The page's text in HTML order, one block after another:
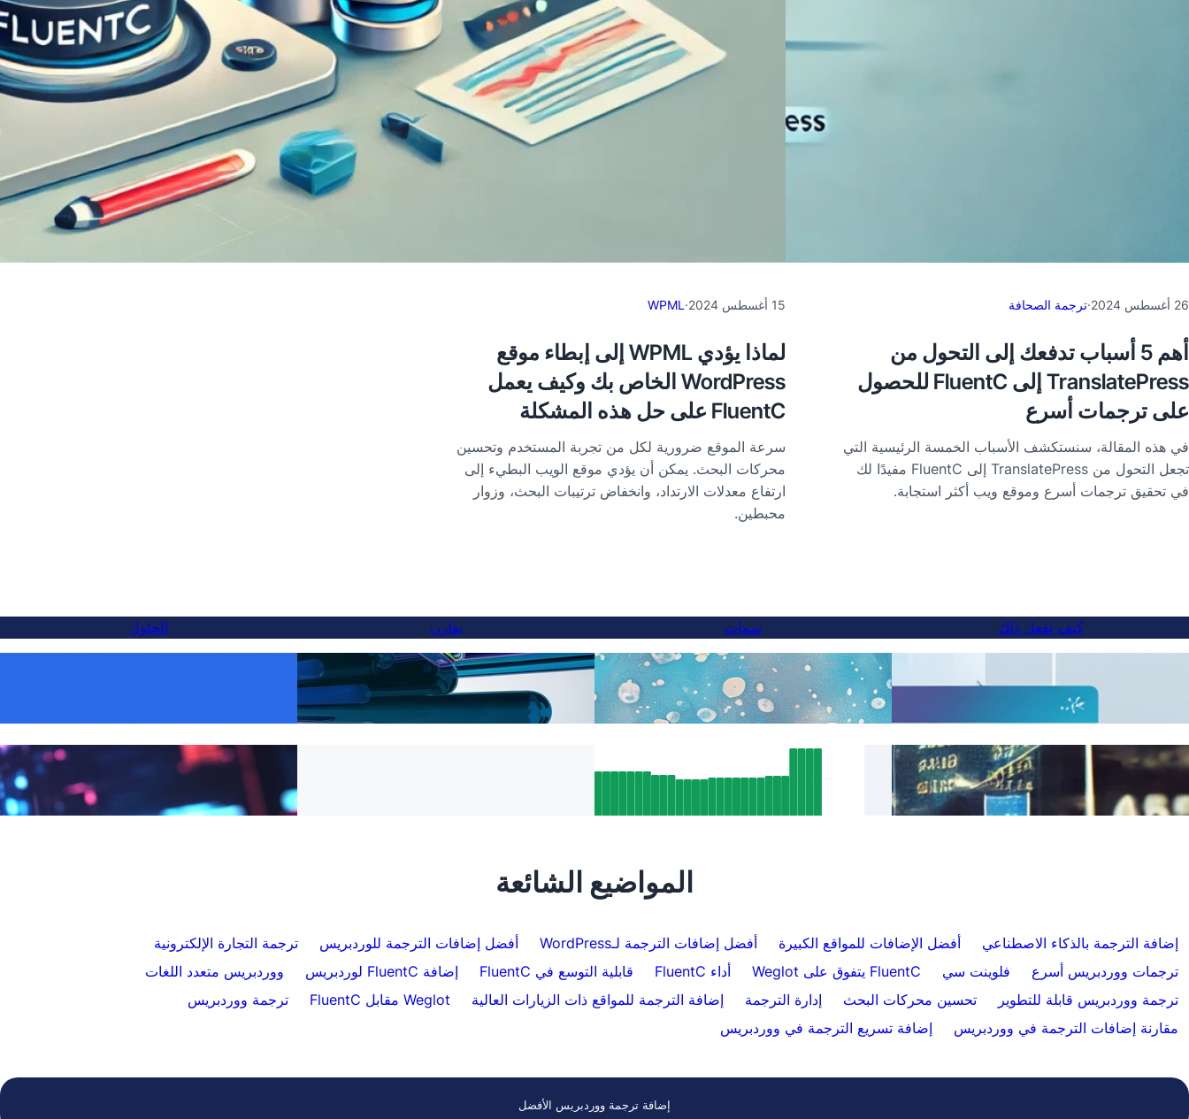
26 أغسطس 2024 ·ترجمة الصحافة
أهم 5 أسباب تدفعك إلى التحول من
TranslatePress إلى FluentC للحصول
على ترجمات أسرع
في هذه المقالة، سنستكشف الأسباب الخمسة الرئيسية التي
تجعل التحول من TranslatePress إلى FluentC مفيدًا لك
في تحقيق ترجمات أسرع وموقع ويب أكثر استجابة.
15 أغسطس 2024 ·
WPML
لماذا يؤدي WPML إلى إبطاء موقع
WordPress الخاص بك وكيف يعمل
FluentC على حل هذه المشكلة
سرعة الموقع ضرورية لكل من تجربة المستخدم وتحسين
محركات البحث. يمكن أن يؤدي موقع الويب البطيء إلى
ارتفاع معدلات الارتداد، وانخفاض ترتيبات البحث، وزوار
محبطين.
كيف تفعل ذلك
كيفية إضافة محول لغة لمواقع الويب الفرعية
تخطي الترجمات لمحتوى معين باستخدام
FluentC
سمات
الترجمات بواسطة الذكاء الاصطناعي
يقارن
أخيرًا، بديل أفضل لـ Weglot — ويمكنك التبديل
خلال 5 دقائق
الحلول
ترجمة مواقع إلكترونية سهلة للعملاء
المواضيع الشائعة
إضافة الترجمة بالذكاء الاصطناعي أفضل الإضافات للمواقع الكبيرة أفضل إضافات الترجمة لـWordPress أفضل إضافات الترجمة للوردبريس
ترجمة التجارة الإلكترونية
ترجمات ووردبريس أسرع
فلوينت سي FluentC يتفوق على Weglot أداء FluentC قابلية التوسع في FluentC إضافة FluentC لوردبريس
ووردبريس متعدد اللغات
ترجمة ووردبريس قابلة للتطوير
تحسين محركات البحث إدارة الترجمة إضافة الترجمة للمواقع ذات الزيارات العالية Weglot مقابل FluentC
ترجمة ووردبريس
مقارنة إضافات الترجمة في ووردبريس
إضافة تسريع الترجمة في ووردبريس
إضافة ترجمة ووردبريس الأفضل